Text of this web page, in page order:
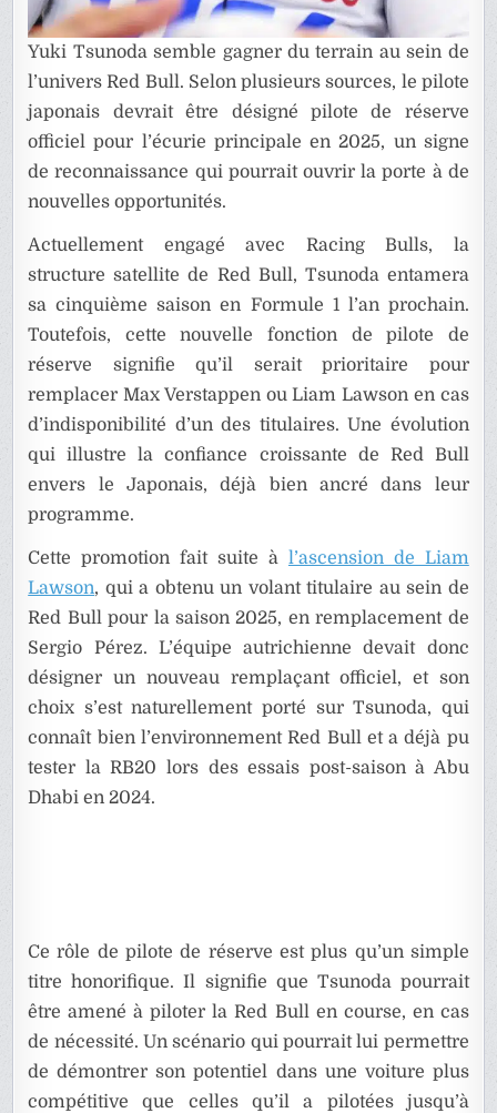
Yuki Tsunoda semble gagner du terrain au sein de
l’univers Red Bull. Selon plusieurs sources, le pilote
japonais devrait être désigné pilote de réserve
officiel pour l’écurie principale en 2025, un signe
de reconnaissance qui pourrait ouvrir la porte à de
nouvelles opportunités.
Actuellement engagé avec Racing Bulls, la
structure satellite de Red Bull, Tsunoda entamera
sa cinquième saison en Formule 1 l’an prochain.
Toutefois, cette nouvelle fonction de pilote de
réserve signifie qu’il serait prioritaire pour
remplacer Max Verstappen ou Liam Lawson en cas
d’indisponibilité d’un des titulaires. Une évolution
qui illustre la confiance croissante de Red Bull
envers le Japonais, déjà bien ancré dans leur
programme.
Cette promotion fait suite à l’ascension de Liam
Lawson, qui a obtenu un volant titulaire au sein de
Red Bull pour la saison 2025, en remplacement de
Sergio Pérez. L’équipe autrichienne devait donc
désigner un nouveau remplaçant officiel, et son
choix s’est naturellement porté sur Tsunoda, qui
connaît bien l’environnement Red Bull et a déjà pu
tester la RB20 lors des essais post-saison à Abu
Dhabi en 2024.
Ce rôle de pilote de réserve est plus qu’un simple
titre honorifique. Il signifie que Tsunoda pourrait
être amené à piloter la Red Bull en course, en cas
de nécessité. Un scénario qui pourrait lui permettre
de démontrer son potentiel dans une voiture plus
compétitive que celles qu’il a pilotées jusqu’à